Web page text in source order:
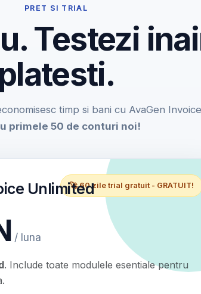
PRET SI TRIAL
Testezi
platesti.
timp si bani cu AvaGen
primele 50 de conturi noi!
🚀 60 zile trial gratuit - GRATUIT!
Unlimited
/ luna
. Include toate modulele esentiale pentru